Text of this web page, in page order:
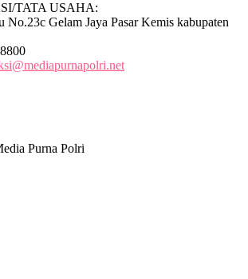
TATA USAHA:
No.23c Gelam Jaya Pasar Kemis kabupaten
Purna Polri